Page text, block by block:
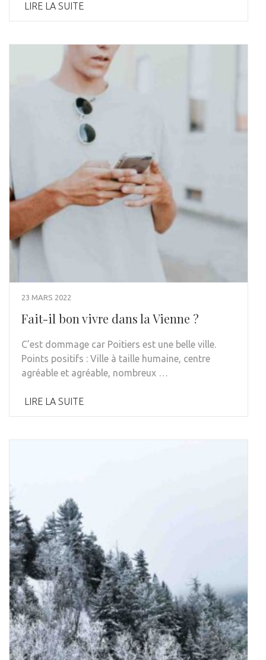
LIRE LA SUITE
23 MARS 2022
Fait-il bon vivre dans la Vienne ?
C’est dommage car Poitiers est une belle ville.
Points positifs : Ville à taille humaine, centre
agréable et agréable, nombreux …
LIRE LA SUITE